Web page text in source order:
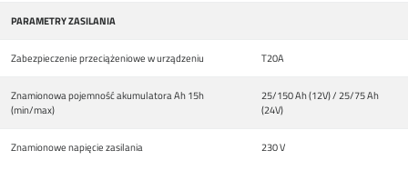
PARAMETRY ZASILANIA
Zabezpieczenie przeciążeniowe w urządzeniu T20A
Znamionowa pojemność akumulatora Ah 15h
(min/max)
25/150 Ah (12V) / 25/75 Ah
(24V)
Znamionowe napięcie zasilania 230 V